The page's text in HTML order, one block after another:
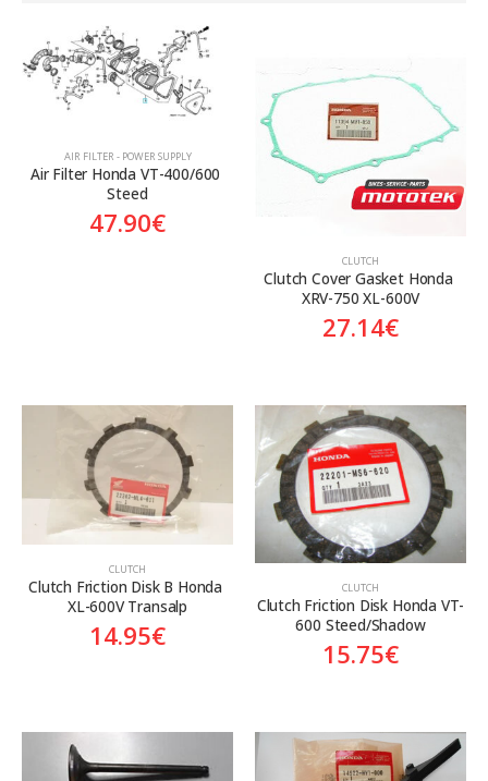
Προϊόν Προέλευση
Aftermarket Aftermarket
Genuine
AIR FILTER - POWER SUPPLY
Air Filter Honda VT-400/600
Steed
47.90€
CLUTCH
Clutch Cover Gasket Honda
XRV-750 XL-600V
27.14€
CLUTCH
Clutch Friction Disk B Honda
XL-600V Transalp
14.95€
CLUTCH
Clutch Friction Disk Honda VT-
600 Steed/Shadow
15.75€